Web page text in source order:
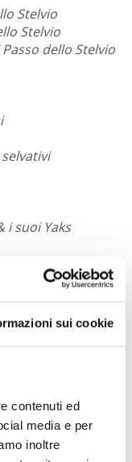
sui cookie
contenuti ed
media e per
inoltre
Stelvio
Stelvio
dello Stelvio
i suoi Yaks